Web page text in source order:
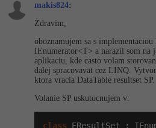
Spring
ASP.NET MVC
Django
Best practices
MySQL/MariaDB
MS-SQL
SQLite
Systémový administrátor
Grafik / UX/UI návrhář
3D grafik
Projektový manažer
Databázový analytik
Kotlin
C
VB.NET
SQL
Návrh SW
makis824:
Zdravim,
oboznamujem sa s
IEnumerator<T> a narazil som na
aplikaciu, kde casto volam
dalej spracovavat cez LINQ.
ktora vracia DataTable resultset SP.
Volanie SP uskutocnujem v:
class EResultSet :